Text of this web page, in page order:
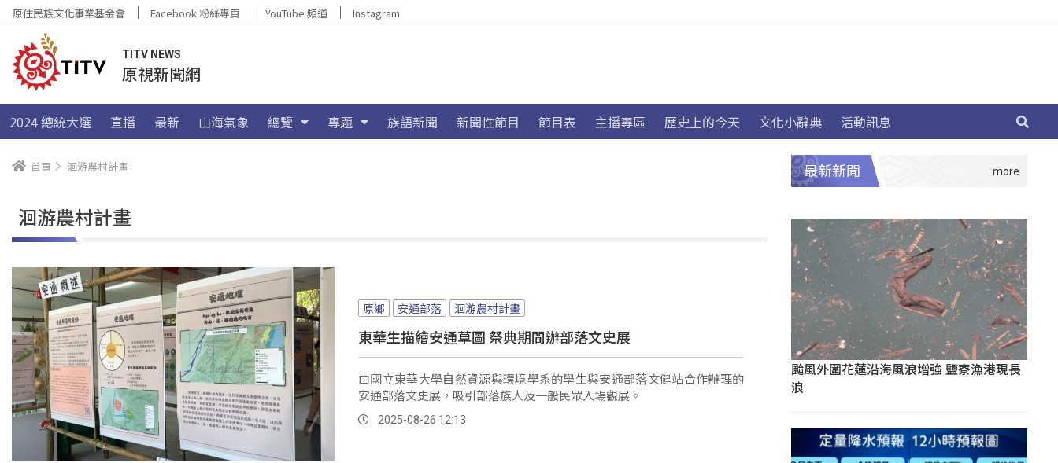
原住民族文化事業基金會 Facebook 粉絲專頁 YouTube 頻道 Instagram
TITV NEWS
原視新聞網
2024 總統大選 直播 最新 山海氣象 總覽 專題 族語新聞 新聞性節目 節目表 主播專區 歷史上的今天 文化小辭典 活動訊息
首頁 洄游農村計畫
洄游農村計畫
原鄉 安通部落 洄游農村計畫
東華生描繪安通草圖 祭典期間辦部落文史展
由國立東華大學自然資源與環境學系的學生與安通部落文健站合作辦理的
安通部落文史展，吸引部落族人及一般民眾入場觀展。
2025-08-26 12:13
最新新聞
颱風外圍花蓮沿海風浪增強 鹽寮漁港現長
浪